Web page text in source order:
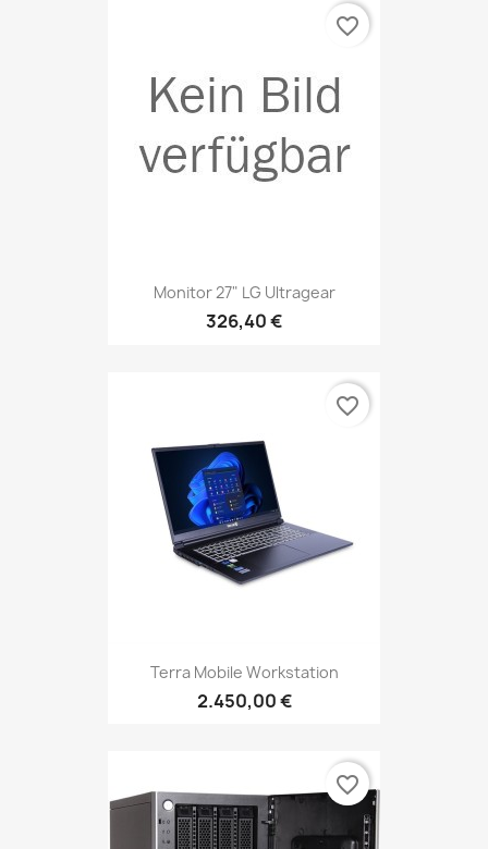
Monitor 27" LG Ultragear
326,40 €
favorite_border
Terra Mobile Workstation
2.450,00 €
favorite_border
favorite_border